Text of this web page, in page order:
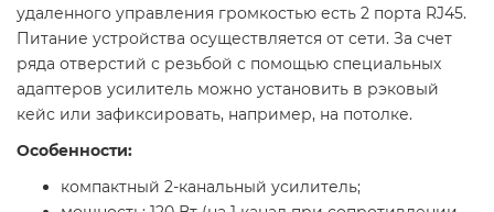
удаленного управления громкостью есть 2 порта RJ45.
Питание устройства осуществляется от сети. За счет
ряда отверстий с резьбой с помощью специальных
адаптеров усилитель можно установить в рэковый
кейс или зафиксировать, например, на потолке.
Особенности:
компактный 2-канальный усилитель;